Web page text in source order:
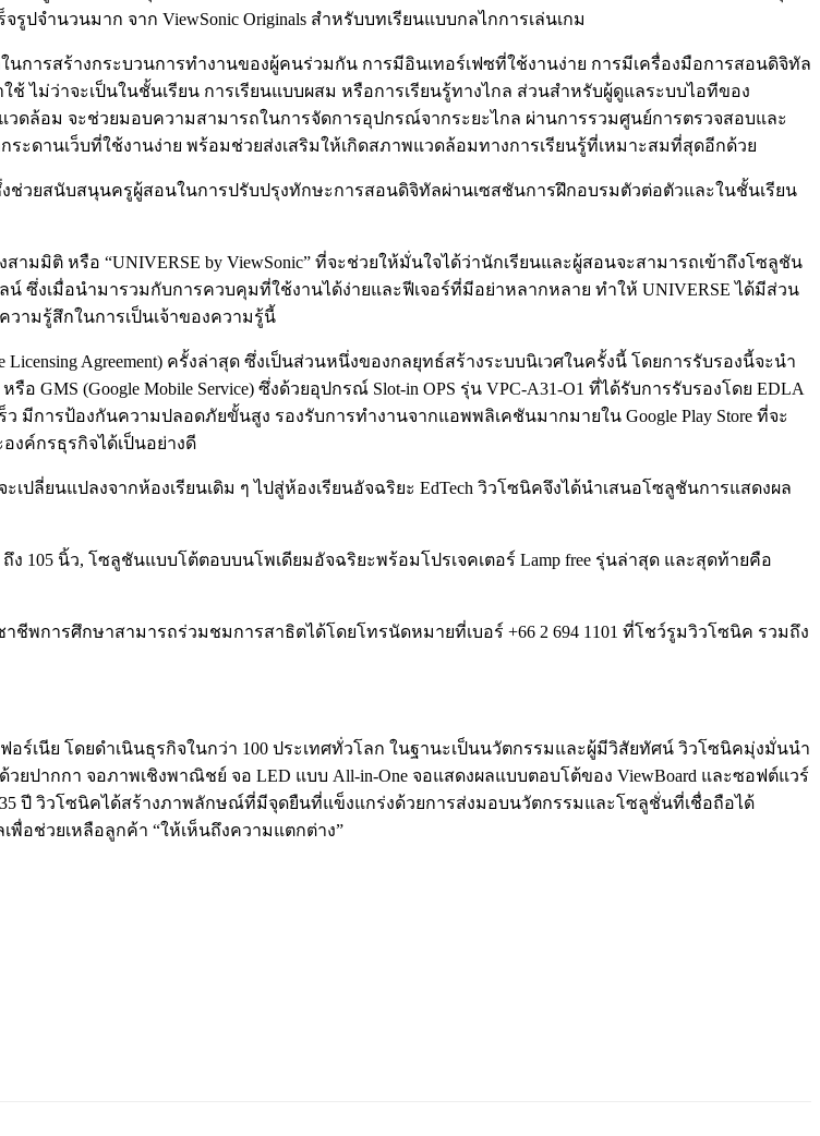
จำนวนมาก จาก ViewSonic Originals สำหรับบทเรียนแบบกลไกการเล่นเกม
นการสร้างกระบวนการทำงานของผู้คนร่วมกัน การมีอินเทอร์เฟซที่ใช้งานง่าย การมีเครื่องมือการสอนดิจิทัล
ม่ว่าจะเป็นในชั้นเรียน การเรียนแบบผสม หรือการเรียนรู้ทางไกล ส่วนสำหรับผู้ดูแลระบบไอทีของ
วดล้อม จะช่วยมอบความสามารถในการจัดการอุปกรณ์จากระยะไกล ผ่านการรวมศูนย์การตรวจสอบและ
านเว็บที่ใช้งานง่าย พร้อมช่วยส่งเสริมให้เกิดสภาพแวดล้อมทางการเรียนรู้ที่เหมาะสมที่สุดอีกด้วย
วยสนับสนุนครูผู้สอนในการปรับปรุงทักษะการสอนดิจิทัลผ่านเซสชันการฝึกอบรมตัวต่อตัวและในชั้นเรียน
มมิติ หรือ “UNIVERSE by ViewSonic” ที่จะช่วยให้มั่นใจได้ว่านักเรียนและผู้สอนจะสามารถเข้าถึงโซลูชัน
ซึ่งเมื่อนำมารวมกับการควบคุมที่ใช้งานได้ง่ายและฟีเจอร์ที่มีอย่าหลากหลาย ทำให้ UNIVERSE ได้มีส่วน
วามรู้สึกในการเป็นเจ้าของความรู้นี้
Agreement) ครั้งล่าสุด ซึ่งเป็นส่วนหนึ่งของกลยุทธ์สร้างระบบนิเวศในครั้งนี้ โดยการรับรองนี้จะนำ
(Google Mobile Service) ซึ่งด้วยอุปกรณ์ Slot-in OPS รุ่น VPC-A31-O1 ที่ได้รับการรับรองโดย EDLA
การป้องกันความปลอดภัยขั้นสูง รองรับการทำงานจากแอพพลิเคชันมากมายใน Google Play Store ที่จะ
ค์กรธุรกิจได้เป็นอย่างดี
ลี่ยนแปลงจากห้องเรียนเดิม ๆ ไปสู่ห้องเรียนอัจฉริยะ EdTech วิวโซนิคจึงได้นำเสนอโซลูชันการแสดงผล
105 นิ้ว, โซลูชันแบบโต้ตอบบนโพเดียมอัจฉริยะพร้อมโปรเจคเตอร์ Lamp free รุ่นล่าสุด และสุดท้ายคือ
พการศึกษาสามารถร่วมชมการสาธิตได้โดยโทรนัดหมายที่เบอร์ +66 2 694 1101 ที่โชว์รูมวิวโซนิค รวมถึง
เนีย โดยดำเนินธุรกิจในกว่า 100 ประเทศทั่วโลก ในฐานะเป็นนวัตกรรมและผู้มีวิสัยทัศน์ วิวโซนิคมุ่งมั่นนำ
ปากกา จอภาพเชิงพาณิชย์ จอ LED แบบ All-in-One จอแสดงผลแบบตอบโต้ของ ViewBoard และซอฟต์แวร์
ปี วิวโซนิคได้สร้างภาพลักษณ์ที่มีจุดยืนที่แข็งแกร่งด้วยการส่งมอบนวัตกรรมและโซลูชั่นที่เชื่อถือได้
อช่วยเหลือลูกค้า “ให้เห็นถึงความแตกต่าง”